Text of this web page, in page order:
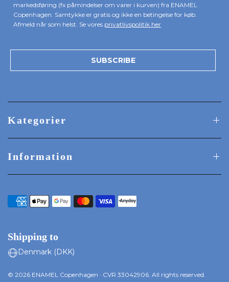
Kategorier
Information
markedsføring (fx påmindelser om varer i kurven) fra ENAMEL
Copenhagen. Samtykke er gratis og ikke en betingelse for køb.
Afmeld når som helst. Se vores privatlivspolitik her
SUBSCRIBE
Shipping to
© 2026 ENAMEL Copenhagen · CVR 33042906. All rights reserved.